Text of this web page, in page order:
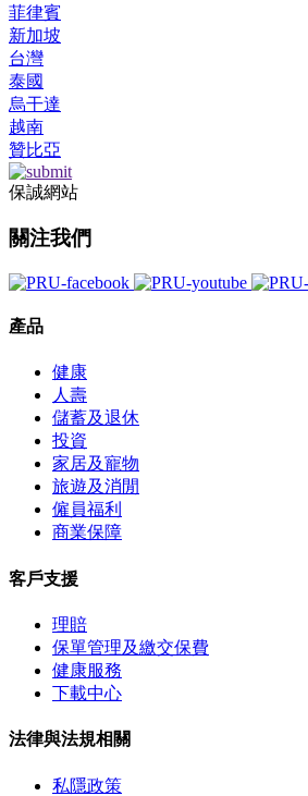
菲律賓
新加坡
台灣
泰國
烏干達
越南
贊比亞
保誠網站
關注我們
產品
健康
人壽
儲蓄及退休
投資
家居及寵物
旅遊及消閒
僱員福利
商業保障
客戶支援
理賠
保單管理及繳交保費
健康服務
下載中心
法律與法規相關
私隱政策